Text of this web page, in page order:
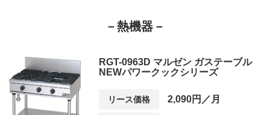
－熱機器－
RGT-0963D マルゼン ガステーブル
NEWパワークックシリーズ
リース価格 2,090円／月